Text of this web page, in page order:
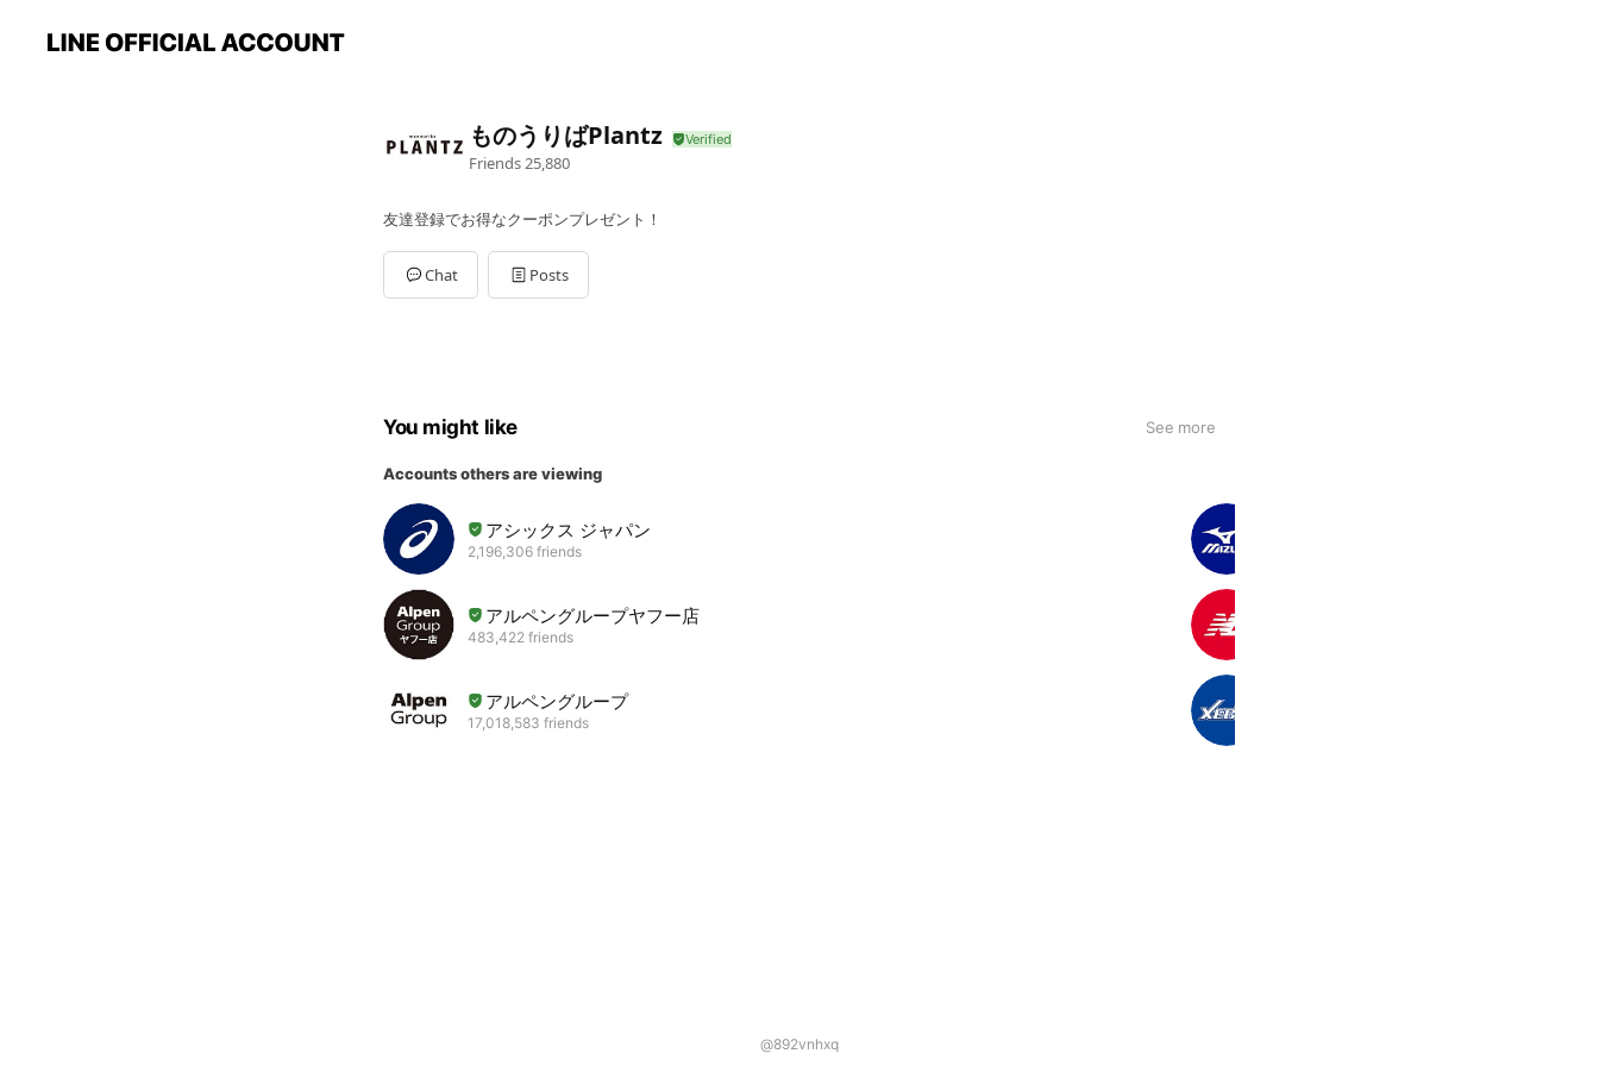
ものうりばPlantz
Friends 25,880
友達登録でお得なクーポンプレゼント！
Chat Posts
You might like See more
Accounts others are viewing
アシックス ジャパン
2,196,306 friends
アルペングループヤフー店
483,422 friends
アルペングループ
17,018,583 friends
@892vnhxq